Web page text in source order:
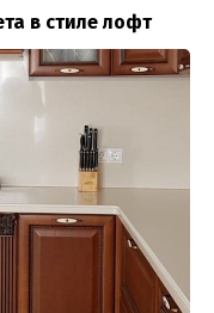
в стиле лофт